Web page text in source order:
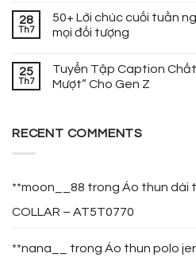
28
Th7
50+ Lời chúc cuối tuần
mọi đối tượng
25
Th7
Tuyển Tập Caption
Mượt” Cho Gen Z
RECENT COMMENTS
**moon__88 trong Áo thun dài
COLLAR – AT5T0770
**nana__ trong Áo thun polo